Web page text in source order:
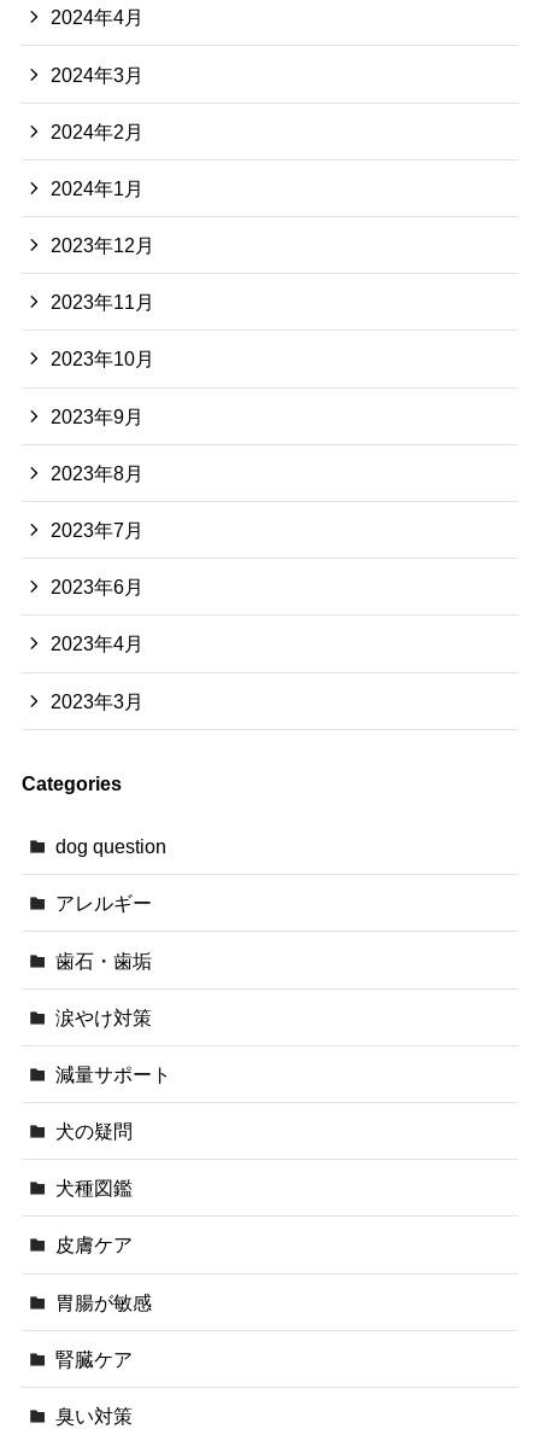
2024年4月
2024年3月
2024年2月
2024年1月
2023年12月
2023年11月
2023年10月
2023年9月
2023年8月
2023年7月
2023年6月
2023年4月
2023年3月
Categories
dog question
アレルギー
歯石・歯垢
涙やけ対策
減量サポート
犬の疑問
犬種図鑑
皮膚ケア
胃腸が敏感
腎臓ケア
臭い対策